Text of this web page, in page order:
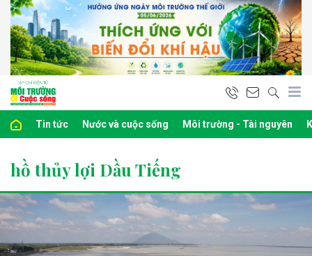
Tin tức Nước và cuộc sống Môi trường - Tài nguyên
hồ thủy lợi Dầu Tiếng